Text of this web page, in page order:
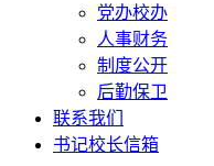
党办校办
人事财务
制度公开
后勤保卫
联系我们
书记校长信箱